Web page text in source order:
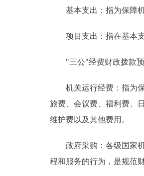
基本支出：指为保障机
项目支出：指在基本支
"三公"经费财政拨款预
机关运行经费：指为保
旅费、会议费、福利费、
维护费以及其他费用。
政府采购：各级国家机
程和服务的行为，是规范